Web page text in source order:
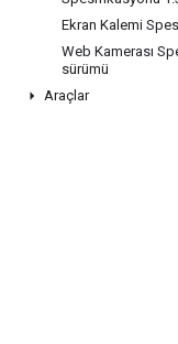
Ekran Kalemi
Web Kamerası
sürümü
Araçlar